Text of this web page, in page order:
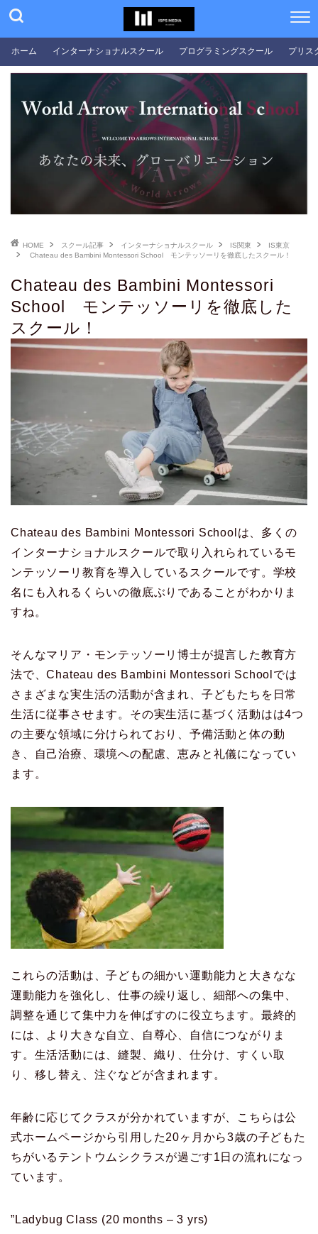
ホーム インターナショナルスクール プログラミングスクール プリス
HOME スクール記事 インターナショナルスクール IS関東
IS東京
Chateau des Bambini Montessori School モンテッソーリを徹底したスクール！
Chateau des Bambini Montessori
School モンテッソーリを徹底した
スクール！
Chateau des Bambini Montessori Schoolは、多くの
インターナショナルスクールで取り入れられているモ
ンテッソーリ教育を導入しているスクールです。学校
名にも入れるくらいの徹底ぶりであることがわかりま
すね。
そんなマリア・モンテッソーリ博士が提言した教育方
法で、Chateau des Bambini Montessori Schoolでは
さまざまな実生活の活動が含まれ、子どもたちを日常
生活に従事させます。その実生活に基づく活動はは4つ
の主要な領域に分けられており、予備活動と体の動
き、自己治療、環境への配慮、恵みと礼儀になってい
ます。
これらの活動は、子どもの細かい運動能力と大きなな
運動能力を強化し、仕事の繰り返し、細部への集中、
調整を通じて集中力を伸ばすのに役立ちます。最終的
には、より大きな自立、自尊心、自信につながりま
す。生活活動には、縫製、織り、仕分け、すくい取
り、移し替え、注ぐなどが含まれます。
年齢に応じてクラスが分かれていますが、こちらは公
式ホームページから引用した20ヶ月から3歳の子どもた
ちがいるテントウムシクラスが過ごす1日の流れになっ
ています。
”Ladybug Class (20 months – 3 yrs)